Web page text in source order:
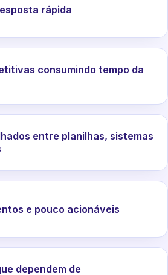
rápida
consumindo tempo da
entre planilhas, sistemas
e pouco acionáveis
dependem de